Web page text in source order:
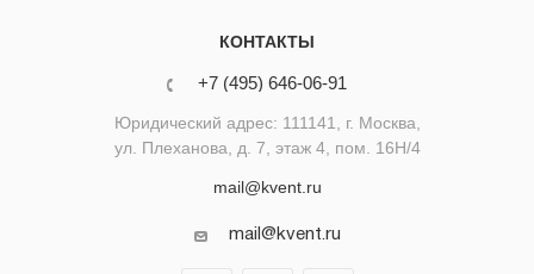
КОНТАКТЫ
+7 (495) 646-06-91
Юридический адрес: 111141, г. Москва,
ул. Плеханова, д. 7, этаж 4, пом. 16Н/4
mail@kvent.ru
mail@kvent.ru